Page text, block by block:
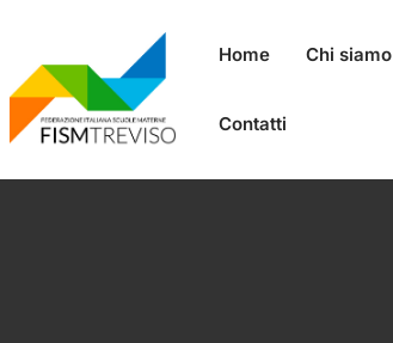
Home Chi siamo
Contatti